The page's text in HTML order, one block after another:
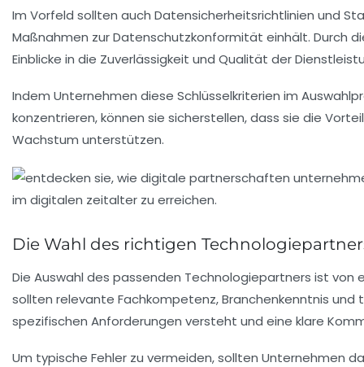
Im Vorfeld sollten auch Datensicherheitsrichtlinien und
Maßnahmen zurDatenschutzkonformität einhält. Durch
Einblicke in die Zuverlässigkeit und Qualität der
Indem Unternehmen diese Schlüsselkriterien im
konzentrieren, können sie sicherstellen, dass sie die
Wachstum unterstützen.
Die Wahl des richtigen
Die Auswahl des passenden Technologiepartners ist von
sollten relevante Fachkompetenz,Branchenkenntnis und
spezifischen Anforderungen versteht und eine klare
Um typische Fehler zu vermeiden, sollten Unternehmen